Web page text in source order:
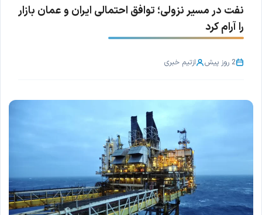
نفت در مسیر نزولی؛ توافق احتمالی ایران و عمان بازار
را آرام کرد
2 روز پیش ازتیم خبری